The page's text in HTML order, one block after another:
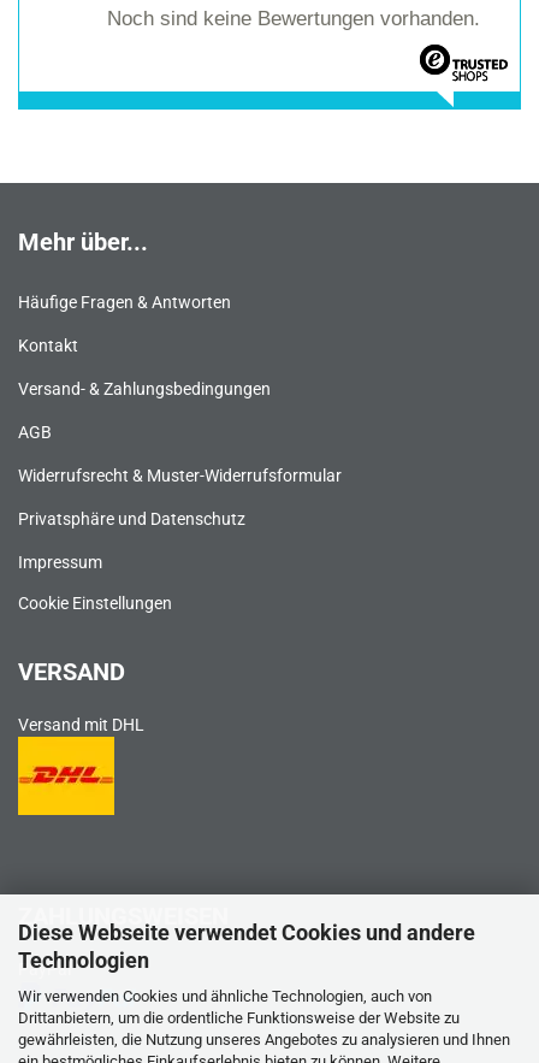
Diese Webseite verwendet Cookies und andere
Technologien
Wir verwenden Cookies und ähnliche Technologien, auch von
Drittanbietern, um die ordentliche Funktionsweise der Website zu
gewährleisten, die Nutzung unseres Angebotes zu analysieren und Ihnen
Noch sind keine Bewertungen vorhanden.
Mehr über...
Häufige Fragen & Antworten
Kontakt
Versand- & Zahlungsbedingungen
AGB
Widerrufsrecht & Muster-Widerrufsformular
Privatsphäre und Datenschutz
Impressum
Cookie Einstellungen
VERSAND
Versand mit DHL
ZAHLUNGSWEISEN
PayPal